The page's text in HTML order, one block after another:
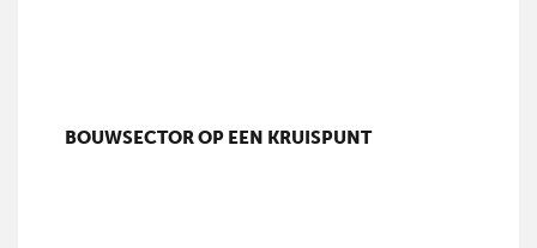
BOUWSECTOR OP EEN KRUISPUNT